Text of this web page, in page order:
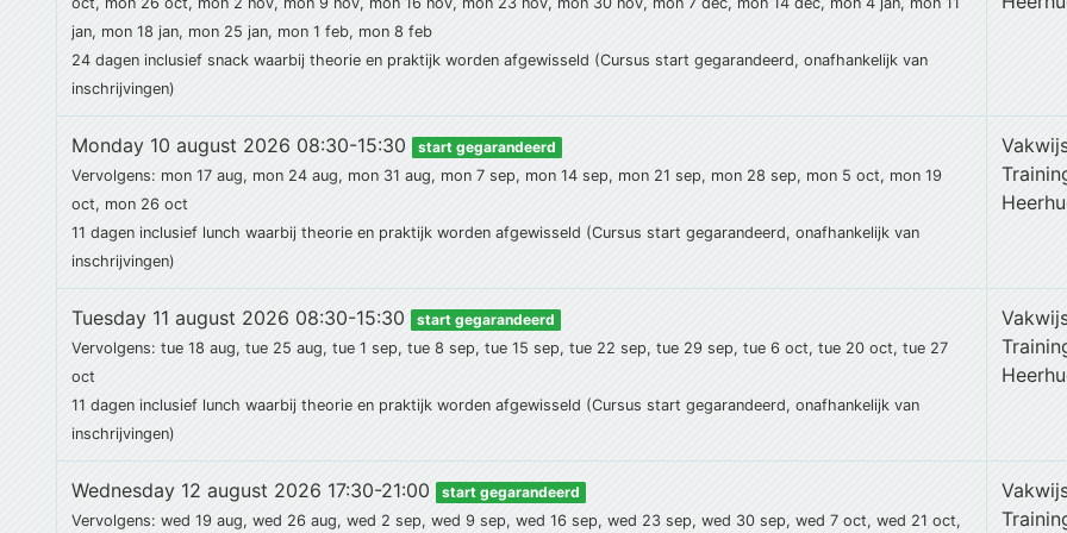
jan, mon 18 jan, mon 25 jan, mon 1 feb, mon 8 feb
24 dagen inclusief snack waarbij theorie en praktijk worden afgewisseld (Cursus start gegarandeerd, onafhankelijk van
inschrijvingen)
Monday 10 august 2026 08:30-15:30
start gegarandeerd
Vervolgens: mon 17 aug, mon 24 aug, mon 31 aug, mon 7 sep, mon 14 sep, mon 21 sep, mon 28 sep, mon 5 oct, mon 19
oct, mon 26 oct
11 dagen inclusief lunch waarbij theorie en praktijk worden afgewisseld (Cursus start gegarandeerd, onafhankelijk van
inschrijvingen)
Tuesday 11 august 2026 08:30-15:30
start gegarandeerd
Vervolgens: tue 18 aug, tue 25 aug, tue 1 sep, tue 8 sep, tue 15 sep, tue 22 sep, tue 29 sep, tue 6 oct, tue 20 oct, tue 27
oct
11 dagen inclusief lunch waarbij theorie en praktijk worden afgewisseld (Cursus start gegarandeerd, onafhankelijk van
inschrijvingen)
Wednesday 12 august 2026 17:30-21:00
start gegarandeerd
Vervolgens: wed 19 aug, wed 26 aug, wed 2 sep, wed 9 sep, wed 16 sep, wed 23 sep, wed 30 sep, wed 7 oct, wed 21 oct,